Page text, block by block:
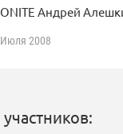
Андрей
2008